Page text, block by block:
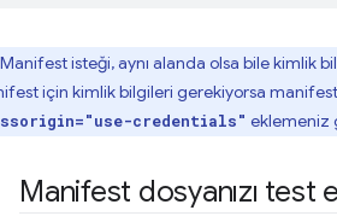
Manifest isteği, aynı alanda olsa bile kimlik
için kimlik bilgileri gerekiyorsa
credentials" eklemeniz
Manifest dosyanızı test